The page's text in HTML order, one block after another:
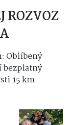
ROZVOZ
Oblíbený
bezplatný
15 km